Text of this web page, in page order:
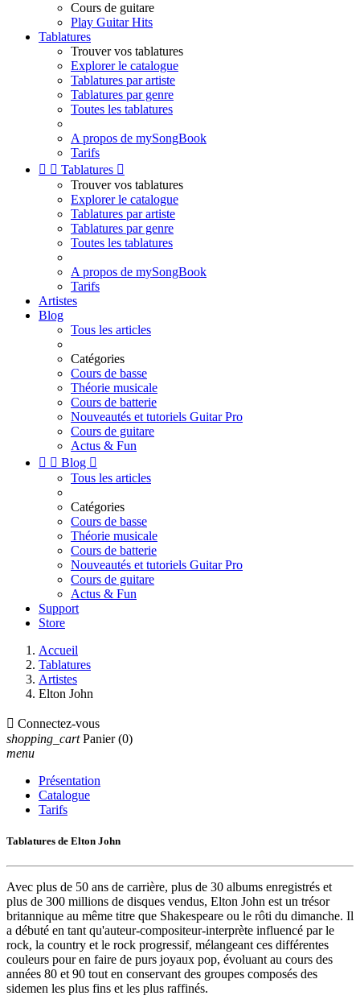
Cours de guitare
Play Guitar Hits
Tablatures
Trouver vos tablatures
Explorer le catalogue
Tablatures par artiste
Tablatures par genre
Toutes les tablatures
A propos de mySongBook
Tarifs
  Tablatures 
Trouver vos tablatures
Explorer le catalogue
Tablatures par artiste
Tablatures par genre
Toutes les tablatures
A propos de mySongBook
Tarifs
Artistes
Blog
Tous les articles
Catégories
Cours de basse
Théorie musicale
Cours de batterie
Nouveautés et tutoriels Guitar Pro
Cours de guitare
Actus & Fun
  Blog 
Tous les articles
Catégories
Cours de basse
Théorie musicale
Cours de batterie
Nouveautés et tutoriels Guitar Pro
Cours de guitare
Actus & Fun
Support
Store
Accueil
Tablatures
Artistes
Elton John
 Connectez-vous
shopping_cart Panier (0)
menu
Présentation
Catalogue
Tarifs
Tablatures de Elton John
Avec plus de 50 ans de carrière, plus de 30 albums enregistrés et
plus de 300 millions de disques vendus, Elton John est un trésor
britannique au même titre que Shakespeare ou le rôti du dimanche. Il
a débuté en tant qu'auteur-compositeur-interprète influencé par le
rock, la country et le rock progressif, mélangeant ces différentes
couleurs pour en faire de purs joyaux pop, évoluant au cours des
années 80 et 90 tout en conservant des groupes composés des
sidemen les plus fins et les plus raffinés.